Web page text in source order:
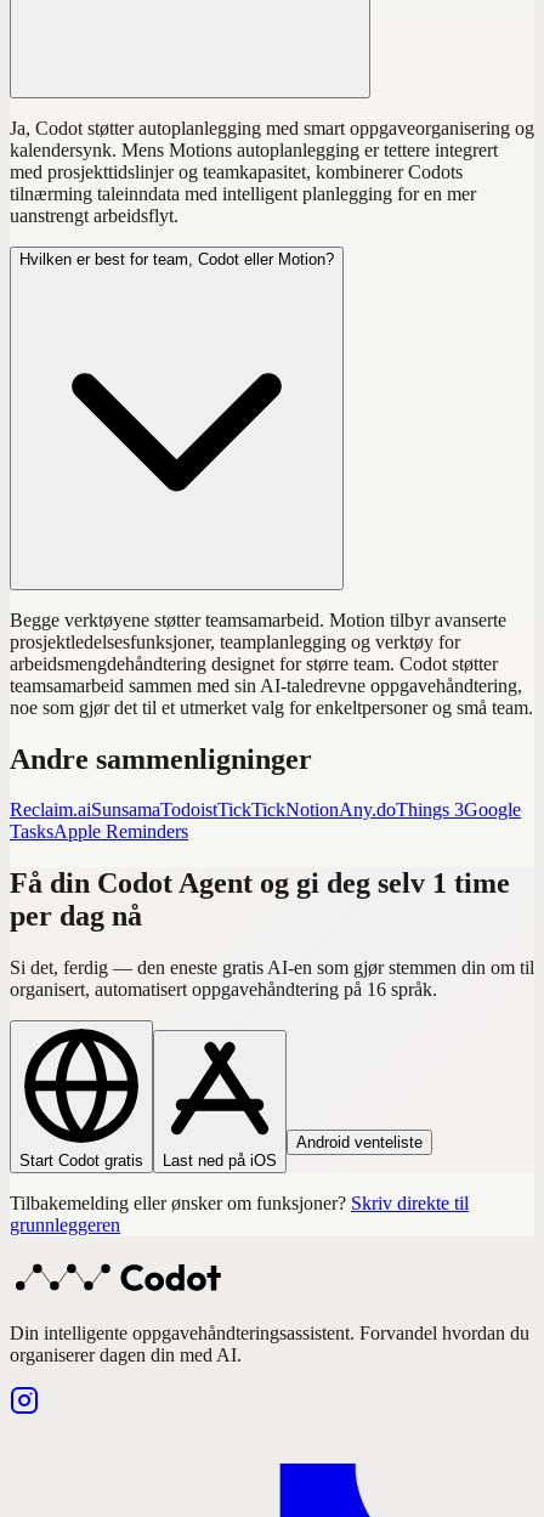
Ja, Codot støtter autoplanlegging med smart oppgaveorganisering og
kalendersynk. Mens Motions autoplanlegging er tettere integrert
med prosjekttidslinjer og teamkapasitet, kombinerer Codots
tilnærming taleinndata med intelligent planlegging for en mer
uanstrengt arbeidsflyt.
Hvilken er best for team, Codot eller Motion?
Begge verktøyene støtter teamsamarbeid. Motion tilbyr avanserte
prosjektledelsesfunksjoner, teamplanlegging og verktøy for
arbeidsmengdehåndtering designet for større team. Codot støtter
teamsamarbeid sammen med sin AI-taledrevne oppgavehåndtering,
noe som gjør det til et utmerket valg for enkeltpersoner og små team.
Andre sammenligninger
Reclaim.aiSunsamaTodoistTickTickNotionAny.doThings 3Google
TasksApple Reminders
Få din Codot Agent og gi deg selv 1 time
per dag nå
Si det, ferdig — den eneste gratis AI-en som gjør stemmen din om til
organisert, automatisert oppgavehåndtering på 16 språk.
Start Codot gratis Last ned på iOS
Android venteliste
Tilbakemelding eller ønsker om funksjoner? Skriv direkte til
grunnleggeren
Din intelligente oppgavehåndteringsassistent. Forvandel hvordan du
organiserer dagen din med AI.